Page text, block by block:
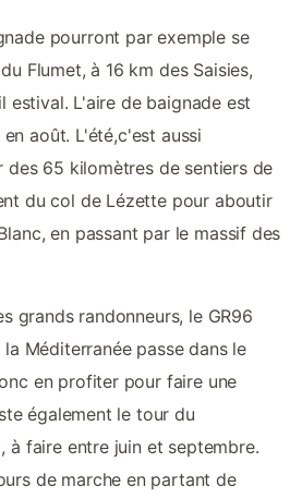
pourront par exemple se
Flumet, à 16 km des Saisies,
estival. L'aire de baignade est
août. L'été,c'est aussi
65 kilomètres de sentiers de
du col de Lézette pour aboutir
en passant par le massif des
grands randonneurs, le GR96
Méditerranée passe dans le
en profiter pour faire une
également le tour du
à faire entre juin et septembre.
de marche en partant de